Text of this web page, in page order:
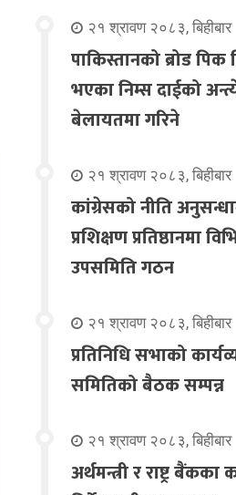
२१ श्रावण २०८३, बिहीबार
पाकिस्तानको ब्रोड
भएका निम्स दाईको
बेलायतमा गरिने
२१ श्रावण २०८३, बिहीबार
कांग्रेसको नीति
प्रशिक्षण प्रतिष्ठानमा
उपसमिति गठन
२१ श्रावण २०८३, बिहीबार
प्रतिनिधि सभाको
समितिको बैठक सम्पन्न
२१ श्रावण २०८३, बिहीबार
अर्थमन्त्री र राष्ट्र बैंकका